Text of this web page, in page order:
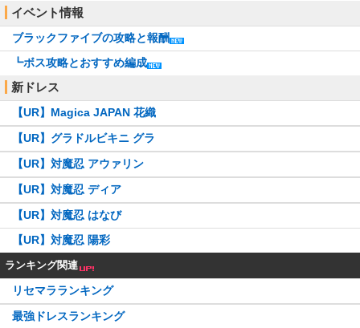
イベント情報
ブラックファイブの攻略と報酬
┗ボス攻略とおすすめ編成
新ドレス
【UR】Magica JAPAN 花織
【UR】グラドルビキニ グラ
【UR】対魔忍 アウァリン
【UR】対魔忍 ディア
【UR】対魔忍 はなび
【UR】対魔忍 陽彩
ランキング関連
リセマラランキング
最強ドレスランキング